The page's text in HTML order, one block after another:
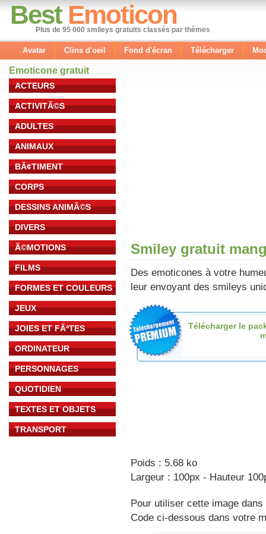
Best Emoticon
Plus de 95 000 smileys gratuits classés par thèmes
Avatar Clins d'oeil Fond d'écran Télécharger
Emoticone gratuit
ACTEURS
ACTIVITÃ©S
ADULTES
ANIMAUX
BÃ¢TIMENT
CORPS
DESSINS ANIMÃ©S
DIVERS
Ã©MOTIONS
FILMS
FORMES ET COULEURS
JEUX
JOIES ET FÃªTES
ORDINATEUR
PERSONNAGES
QUOTIDIEN
TEXTES ET OBJETS
TRANSPORT
Smiley gratuit
Des emoticones à votre
leur envoyant des smileys
Télécharger le
Poids : 5.68 ko
Largeur : 100px - Hauteur
Pour utiliser cette image
Code ci-dessous dans votre